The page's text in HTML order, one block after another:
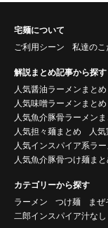
宅麺について
ご利用シーン
私達のこ
解説まとめ記事から探す
人気醤油ラーメンまとめ
人気味噌ラーメンまとめ
人気魚介豚骨ラーメンま
人気担々麺まとめ
人
人気インスパイア系ラ
人気魚介豚骨つけ麺まと
カテゴリーから探す
ラーメン
つけ麺 まぜ
二郎インスパイア汁なし